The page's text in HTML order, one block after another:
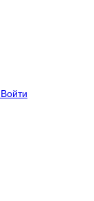
Войти